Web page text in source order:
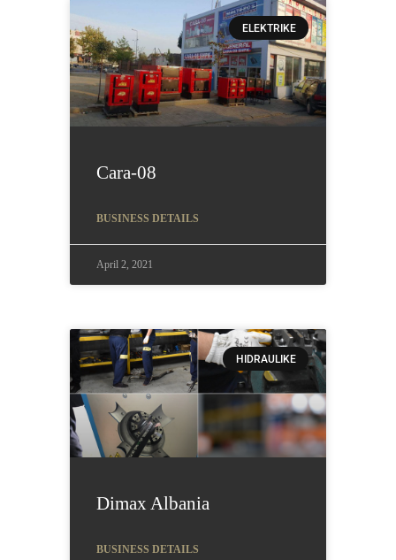
ELEKTRIKE
Cara-08
BUSINESS DETAILS
April 2, 2021
HIDRAULIKE
Dimax Albania
BUSINESS DETAILS